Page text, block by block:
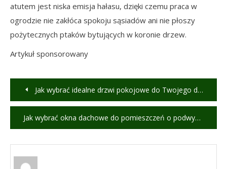
atutem jest niska emisja hałasu, dzięki czemu praca w
ogrodzie nie zakłóca spokoju sąsiadów ani nie płoszy
pożytecznych ptaków bytujących w koronie drzew.
Artykuł sponsorowany
Nawigacja
wpisu
Jak wybrać idealne drzwi pokojowe do Twojego domu?
Jak wybrać okna dachowe do pomieszczeń o podwyższonej wilgotności, np. łazienki lub kuchni?